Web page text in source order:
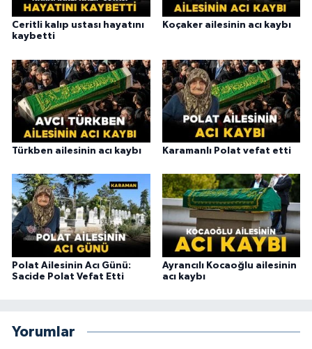
Ceritli kalıp ustası hayatını
kaybetti
Koçaker ailesinin acı kaybı
Türkben ailesinin acı kaybı Karamanlı Polat vefat etti
Polat Ailesinin Acı Günü:
Sacide Polat Vefat Etti
Ayrancılı Kocaoğlu ailesinin
acı kaybı
Yorumlar